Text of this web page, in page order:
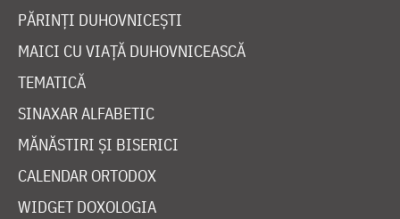
PĂRINȚI DUHOVNICEȘTI
MAICI CU VIAȚĂ DUHOVNICEASCĂ
TEMATICĂ
SINAXAR ALFABETIC
MĂNĂSTIRI ȘI BISERICI
CALENDAR ORTODOX
WIDGET DOXOLOGIA